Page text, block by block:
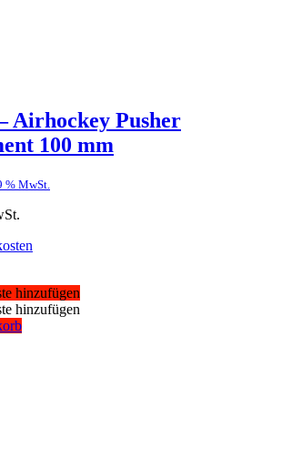
Airhockey Pusher
100 mm
% MwSt.
hinzufügen
hinzufügen